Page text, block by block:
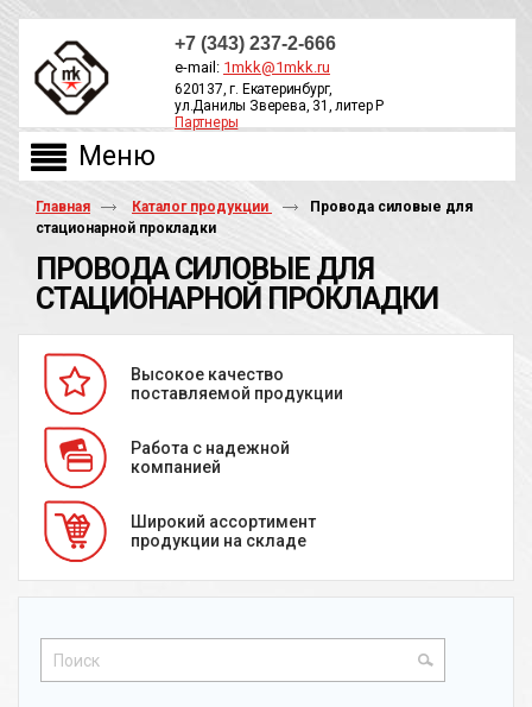
+7 (343) 237-2-666
e-mail: 1mkk@1mkk.ru
620137, г. Екатеринбург,
ул.Данилы Зверева, 31, литер Р
Партнеры
Главная Каталог продукции
Провода силовые для
стационарной прокладки
ПРОВОДА СИЛОВЫЕ ДЛЯ
СТАЦИОНАРНОЙ ПРОКЛАДКИ
Высокое качество
поставляемой продукции
Работа с надежной
компанией
Широкий ассортимент
продукции на складе